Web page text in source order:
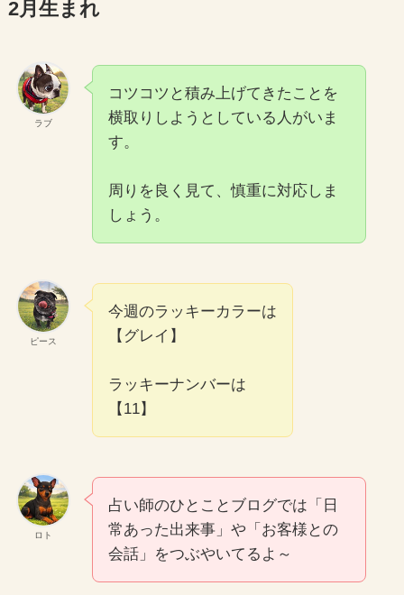
2月生まれ
ラブ
コツコツと積み上げてきたことを
横取りしようとしている人がいま
す。
周りを良く見て、慎重に対応しま
しょう。
ピース
今週のラッキーカラーは
【グレイ】
ラッキーナンバーは
【11】
ロト
占い師のひとことブログでは「日
常あった出来事」や「お客様との
会話」をつぶやいてるよ～